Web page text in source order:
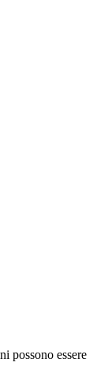
possono essere